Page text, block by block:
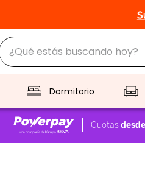
¿Qué estás buscando hoy?
Dormitorio
TÉRMINOS MÁS BUSCADOS
escritorio
vitrina